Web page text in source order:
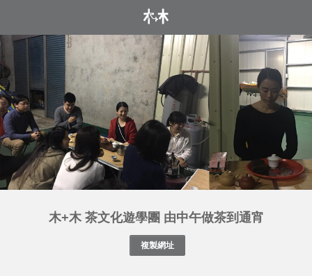
木+木 茶文化遊學團 由中午做茶到通宵